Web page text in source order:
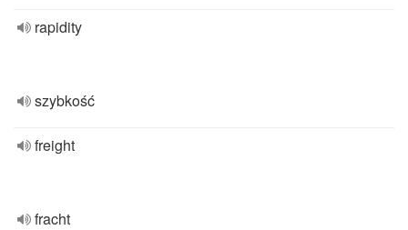
rapidity
szybkość
freight
fracht